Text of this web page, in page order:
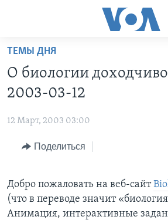
Перейти
основной
контент
навигации
поиск
ГЛАВНОЕ
НОВОСТИ ЗА МИНУТУ
ИТОГИ
ДИСКУССИЯ VOA
ДЕТАЛИ
УЧИМ АНГЛИЙСКИЙ
НАША АМЕРИКАНСКАЯ ИСТОРИЯ
АРТЕФАКТЫ
АМЕРИКАНСКИЕ ГОРОДКИ
ЭКСПЕРТИЗА
ИНТЕРВЬЮ
ЗА СВОБОДУ ПРЕССЫ
УЧИМ АНГЛИЙСКИЙ
ТЕМЫ ДНЯ
О биологии
2003-03-12
12 Март, 2003 03:00
Поделиться
Добро пожаловать на веб-сайт
(что в переводе значит
Анимация, интерактивные